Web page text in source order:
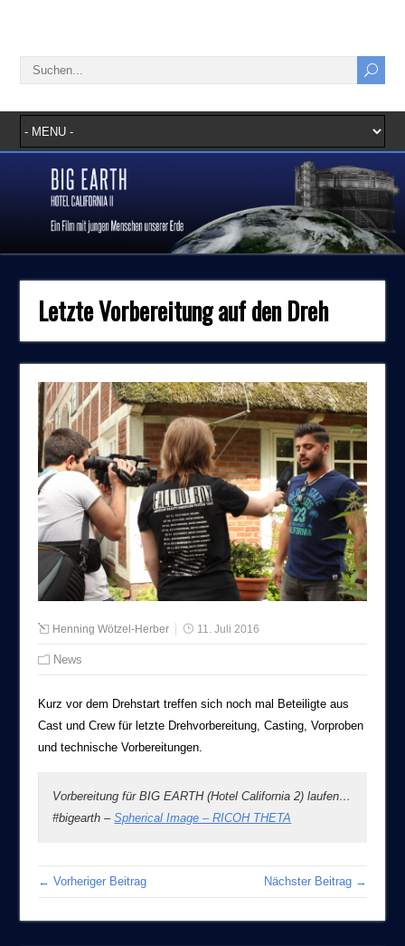
Letzte Vorbereitung auf den Dreh
Henning Wötzel-Herber 11. Juli 2016
News
Kurz vor dem Drehstart treffen sich noch mal Beteiligte aus
Cast und Crew für letzte Drehvorbereitung, Casting, Vorproben
und technische Vorbereitungen.
Vorbereitung für BIG EARTH (Hotel California 2) laufen…
#bigearth –Spherical Image – RICOH THETA
← Vorheriger Beitrag Nächster Beitrag →